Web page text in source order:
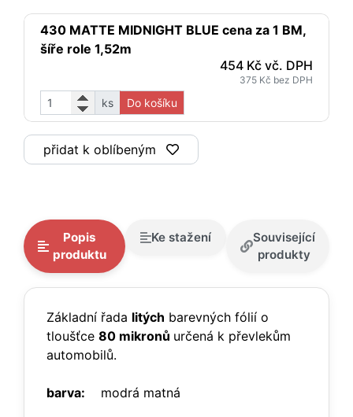
430 MATTE MIDNIGHT BLUE cena za 1 BM,
šíře role 1,52m
454 Kč vč. DPH
375 Kč bez DPH
ks Do košíku
přidat k oblíbeným
Popis
produktu
Ke stažení
Související
produkty
Základní řada litých barevných fólií o
tloušťce 80 mikronů určená k převlekům
automobilů.
barva: modrá matná